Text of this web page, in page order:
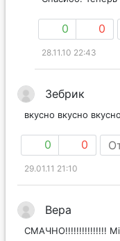
0 0
28.11.10 22:43
Зебрик
вкусно вкусно
0 0
29.01.11 21:10
Вера
СМАЧНО!!!!!!!!!!!!!!!